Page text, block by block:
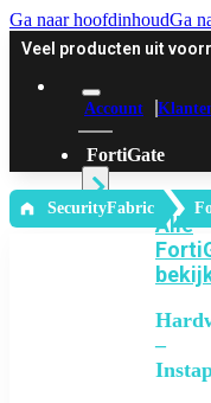
Ga naar hoofdinhoudGa
Veel producten uit
Account
FortiGate
Alle
–
‎ SecurityFabric